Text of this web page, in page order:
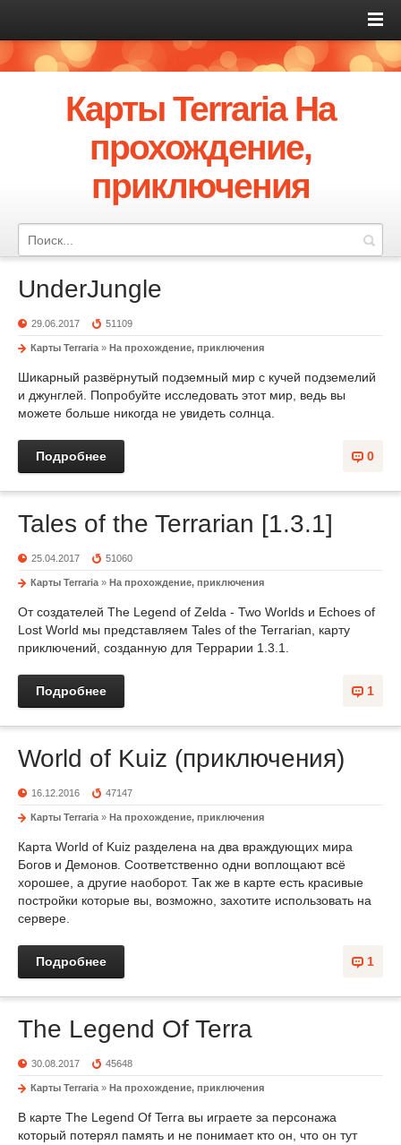
Карты Terraria На
прохождение,
приключения
UnderJungle
29.06.2017 51109
Карты Terraria » На прохождение, приключения
Шикарный развёрнутый подземный мир с кучей подземелий
и джунглей. Попробуйте исследовать этот мир, ведь вы
можете больше никогда не увидеть солнца.
0
Подробнее
Tales of the Terrarian [1.3.1]
25.04.2017 51060
Карты Terraria » На прохождение, приключения
От создателей The Legend of Zelda - Two Worlds и Echoes of
Lost World мы представляем Tales of the Terrarian, карту
приключений, созданную для Террарии 1.3.1.
1
Подробнее
World of Kuiz (приключения)
16.12.2016 47147
Карты Terraria » На прохождение, приключения
Карта World of Kuiz разделена на два враждующих мира
Богов и Демонов. Соответственно одни воплощают всё
хорошее, а другие наоборот. Так же в карте есть красивые
постройки которые вы, возможно, захотите использовать на
сервере.
1
Подробнее
The Legend Of Terra
30.08.2017 45648
Карты Terraria » На прохождение, приключения
В карте The Legend Of Terra вы играете за персонажа
который потерял память и не понимает кто он, что он тут